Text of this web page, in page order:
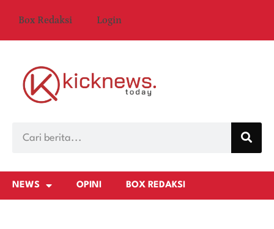
Box Redaksi Login
NEWS OPINI BOX REDAKSI